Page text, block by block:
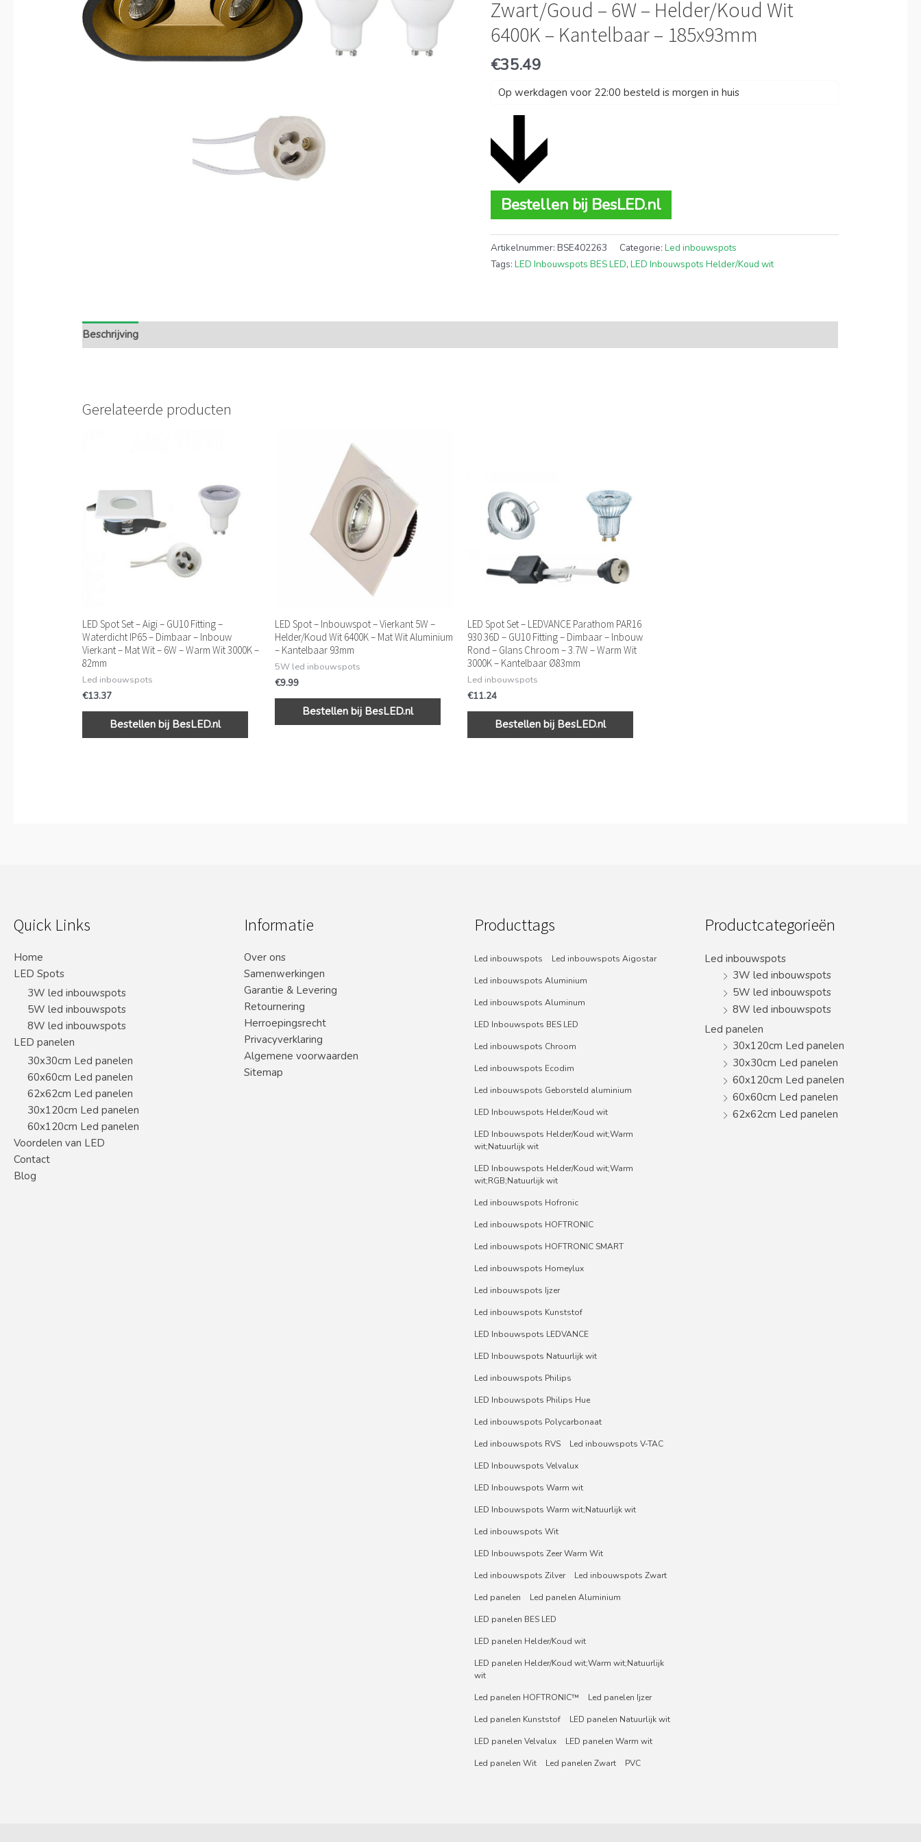
Zwart/Goud – 6W – Helder/Koud Wit
6400K – Kantelbaar – 185x93mm
€35.49
Op werkdagen voor 22:00 besteld is morgen in huis
Bestellen bij BesLED.nl
Artikelnummer:BSE402263 Categorie:Led inbouwspots
Tags:LED Inbouwspots BES LED,LED Inbouwspots Helder/Koud wit
Beschrijving
Gerelateerde producten
LED Spot Set – Aigi – GU10 Fitting –
Waterdicht IP65 – Dimbaar – Inbouw
Vierkant – Mat Wit – 6W – Warm Wit 3000K –
82mm
Led inbouwspots
€13.37
Bestellen bij BesLED.nl
LED Spot – Inbouwspot – Vierkant 5W –
Helder/Koud Wit 6400K – Mat Wit Aluminium
– Kantelbaar 93mm
5W led inbouwspots
€9.99
Bestellen bij BesLED.nl
LED Spot Set – LEDVANCE Parathom PAR16
930 36D – GU10 Fitting – Dimbaar – Inbouw
Rond – Glans Chroom – 3.7W – Warm Wit
3000K – Kantelbaar Ø83mm
Led inbouwspots
€11.24
Bestellen bij BesLED.nl
Quick Links
Home
LED Spots
3W led inbouwspots
5W led inbouwspots
8W led inbouwspots
LED panelen
30x30cm Led panelen
60x60cm Led panelen
62x62cm Led panelen
30x120cm Led panelen
60x120cm Led panelen
Voordelen van LED
Contact
Blog
Informatie
Over ons
Samenwerkingen
Garantie & Levering
Retournering
Herroepingsrecht
Privacyverklaring
Algemene voorwaarden
Sitemap
Producttags
Led inbouwspots
Led inbouwspots Aigostar
Led inbouwspots Aluminium
Led inbouwspots Aluminum
LED Inbouwspots BES LED
Led inbouwspots Chroom
Led inbouwspots Ecodim
Led inbouwspots Geborsteld aluminium
LED Inbouwspots Helder/Koud wit
LED Inbouwspots Helder/Koud wit;Warm
wit;Natuurlijk wit
LED Inbouwspots Helder/Koud wit;Warm
wit;RGB;Natuurlijk wit
Led inbouwspots Hofronic
Led inbouwspots HOFTRONIC
Led inbouwspots HOFTRONIC SMART
Led inbouwspots Homeylux
Led inbouwspots Ijzer
Led inbouwspots Kunststof
LED Inbouwspots LEDVANCE
LED Inbouwspots Natuurlijk wit
Led inbouwspots Philips
LED Inbouwspots Philips Hue
Led inbouwspots Polycarbonaat
Led inbouwspots RVS
Led inbouwspots V-TAC
LED Inbouwspots Velvalux
LED Inbouwspots Warm wit
LED Inbouwspots Warm wit;Natuurlijk wit
Led inbouwspots Wit
LED Inbouwspots Zeer Warm Wit
Led inbouwspots Zilver
Led inbouwspots Zwart
Led panelen
Led panelen Aluminium
LED panelen BES LED
LED panelen Helder/Koud wit
LED panelen Helder/Koud wit;Warm wit;Natuurlijk
wit
Led panelen HOFTRONIC™
Led panelen Ijzer
Led panelen Kunststof
LED panelen Natuurlijk wit
LED panelen Velvalux
LED panelen Warm wit
Led panelen Wit
Led panelen Zwart PVC
Productcategorieën
Led inbouwspots
3W led inbouwspots
5W led inbouwspots
8W led inbouwspots
Led panelen
30x120cm Led panelen
30x30cm Led panelen
60x120cm Led panelen
60x60cm Led panelen
62x62cm Led panelen